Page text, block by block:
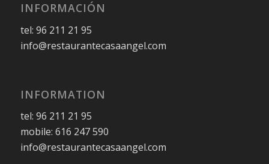
INFORMACIÓN
tel: 96 211 21 95
info@restaurantecasaangel.com
INFORMATION
tel: 96 211 21 95
mobile: 616 247 590
info@restaurantecasaangel.com